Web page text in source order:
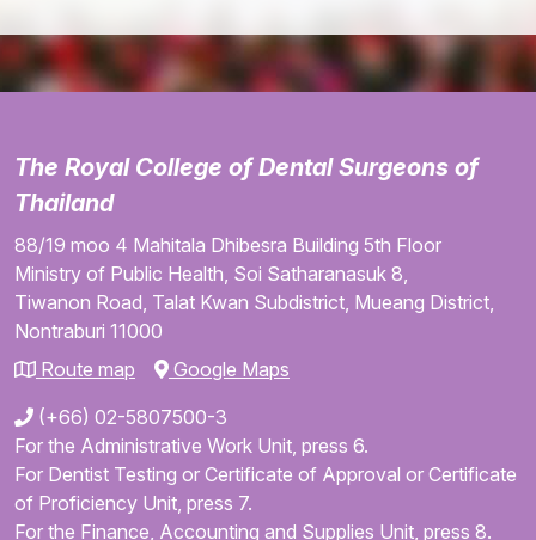
The Royal College of Dental Surgeons of
Thailand
88/19 moo 4 Mahitala Dhibesra Building 5th Floor
Ministry of Public Health, Soi Satharanasuk 8,
Tiwanon Road, Talat Kwan Subdistrict, Mueang District,
Nontraburi 11000
Route map
Google Maps
(+66) 02-5807500-3
For the Administrative Work Unit, press 6.
For Dentist Testing or Certificate of Approval or Certificate
of Proficiency Unit, press 7.
For the Finance, Accounting and Supplies Unit, press 8.